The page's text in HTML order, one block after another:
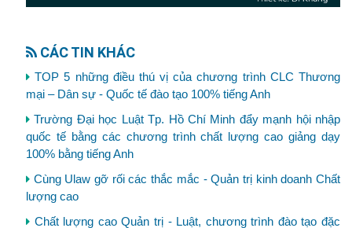
CÁC TIN KHÁC
TOP 5 những điều thú vị của chương trình CLC Thương
mại – Dân sự - Quốc tế đào tạo 100% tiếng Anh
Trường Đại học Luật Tp. Hồ Chí Minh đẩy mạnh hội nhập
quốc tế bằng các chương trình chất lượng cao giảng dạy
100% bằng tiếng Anh
Cùng Ulaw gỡ rối các thắc mắc - Quản trị kinh doanh Chất
lượng cao
Chất lượng cao Quản trị - Luật, chương trình đào tạo đặc